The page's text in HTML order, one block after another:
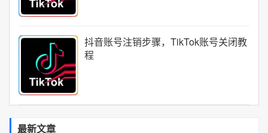
抖音账号注销步骤，TikTok账号关闭教
程
最新文章